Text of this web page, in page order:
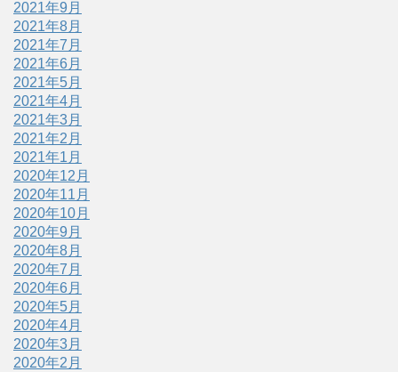
2021年9月
2021年8月
2021年7月
2021年6月
2021年5月
2021年4月
2021年3月
2021年2月
2021年1月
2020年12月
2020年11月
2020年10月
2020年9月
2020年8月
2020年7月
2020年6月
2020年5月
2020年4月
2020年3月
2020年2月